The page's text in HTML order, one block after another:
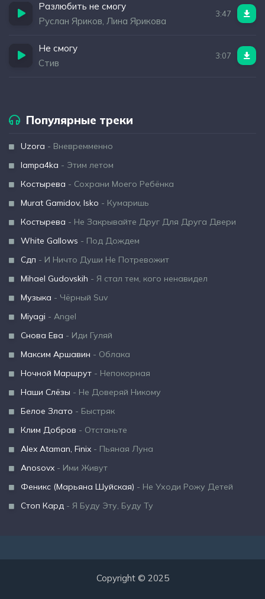
Разлюбить не смогу
Руслан Яриков, Лина Ярикова
3:47
Не смогу
Стив
3:07
Популярные треки
Uzora - Вневремменно
lampa4ka - Этим летом
Костырева - Сохрани Моего Ребёнка
Murat Gamidov, Isko - Кумаришь
Костырева - Не Закрывайте Друг Для Друга Двери
White Gallows - Под Дождем
Сдп - И Ничто Души Не Потревожит
Mihael Gudovskih - Я стал тем, кого ненавидел
Музыка - Чёрный Suv
Miyagi - Angel
Снова Ева - Иди Гуляй
Максим Аршавин - Облака
Ночной Маршрут - Непокорная
Наши Слёзы - Не Доверяй Никому
Белое Злато - Быстряк
Клим Добров - Отстаньте
Alex Ataman, Finix - Пьяная Луна
Anosovx - Ими Живут
Феникс (Марьяна Шуйская) - Не Уходи Рожу Детей
Стоп Кард - Я Буду Эту, Буду Ту
Copyright © 2025